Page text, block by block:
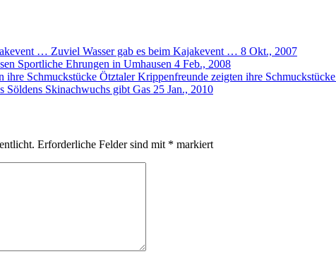
Zuviel Wasser gab es beim Kajakevent … 8 Okt., 2007
Sportliche Ehrungen in Umhausen 4 Feb., 2008
Ötztaler Krippenfreunde zeigten ihre Schmuckstücke
Söldens Skinachwuchs gibt Gas 25 Jan., 2010
Erforderliche Felder sind mit * markiert